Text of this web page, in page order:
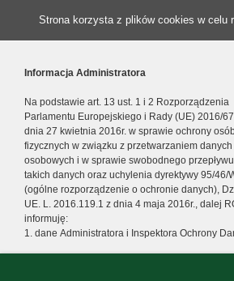
Strona korzysta z plików cookies w celu
Informacja Administratora
Na podstawie art. 13 ust. 1 i 2 Rozporządzenia
Parlamentu Europejskiego i Rady (UE) 2016/
dnia 27 kwietnia 2016r. w sprawie ochrony
fizycznych w związku z przetwarzaniem danych
osobowych i w sprawie swobodnego przepływu
takich danych oraz uchylenia dyrektywy 95/46/
(ogólne rozporządzenie o ochronie danych),
UE. L. 2016.119.1 z dnia 4 maja 2016r., dalej
informuję:
1. dane Administratora i Inspektora Ochrony